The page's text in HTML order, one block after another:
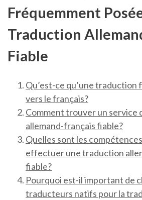
Fréquemment
Traduction
Fiable
Qu’est-ce qu’une traduction
vers le français?
Comment trouver un service
allemand-français fiable?
Quelles sont les
effectuer une traduction
fiable?
Pourquoi est-il important de
traducteurs natifs pour la